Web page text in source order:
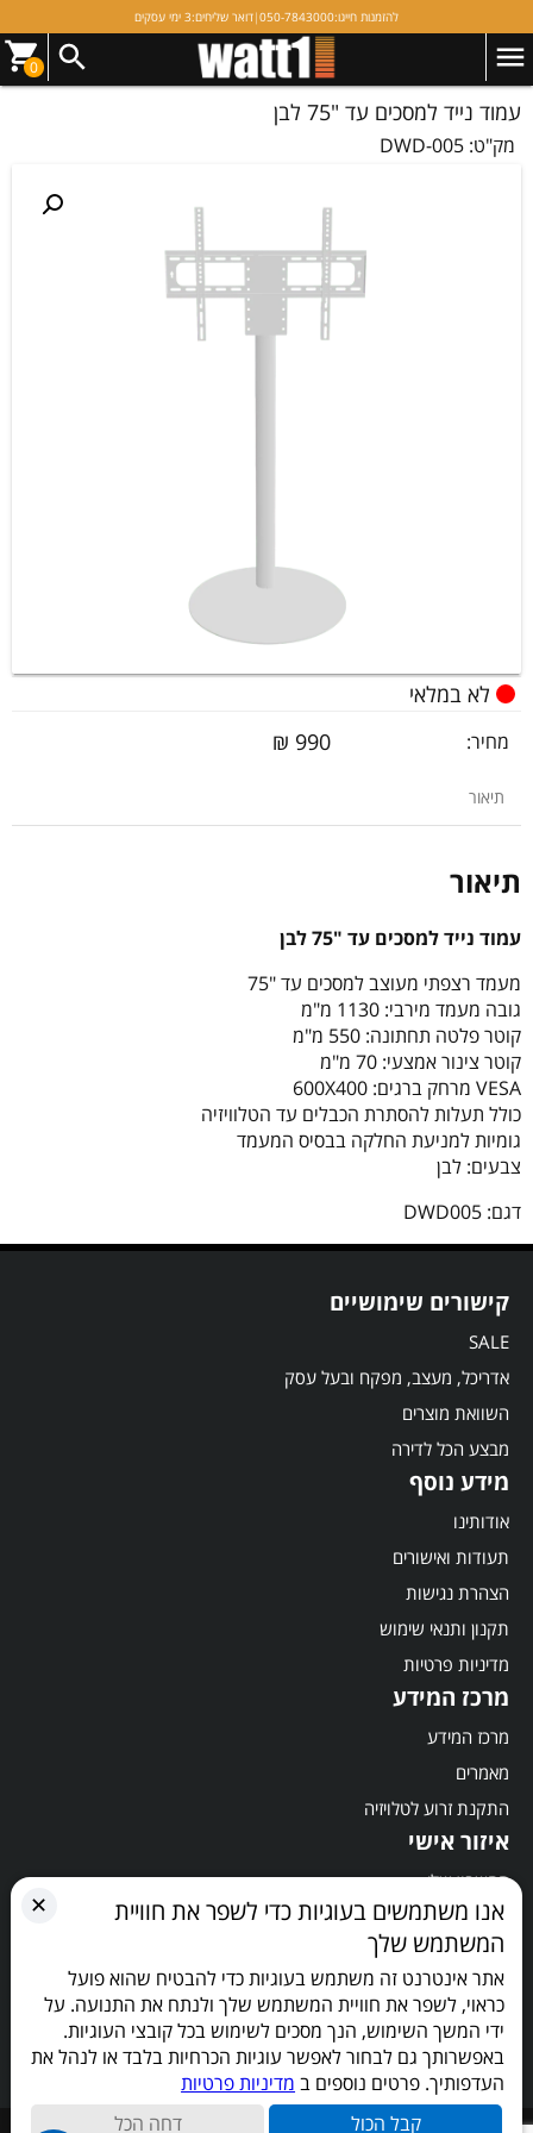
להזמנות חייגו:050-7843000
|דואר שליחים:3 ימי עסקים
0
עמוד נייד למסכים עד "75 לבן
מק"ט: DWD-005
לא במלאי
מחיר: 990
₪
תיאור
תיאור
עמוד נייד למסכים עד "75 לבן
מעמד רצפתי מעוצב למסכים עד "75
גובה מעמד מירבי: 1130 מ"מ
קוטר פלטה תחתונה: 550 מ"מ
קוטר צינור אמצעי: 70 מ"מ
VESA מרחק ברגים: 600X400
כולל תעלות להסתרת הכבלים עד הטלוויזיה
גומיות למניעת החלקה בבסיס המעמד
צבעים: לבן
דגם: DWD005
קישורים שימושיים
SALE
אדריכל, מעצב, מפקח ובעל עסק
השוואת מוצרים
מבצע הכל לדירה
מידע נוסף
אודותינו
תעודות ואישורים
הצהרת נגישות
תקנון ותנאי שימוש
מדיניות פרטיות
מרכז המידע
מרכז המידע
מאמרים
התקנת זרוע לטלויזיה
איזור אישי
החשבון שלי
סל קניות
תשלום
הישארו מעודכנים
✕
אנו משתמשים בעוגיות כדי לשפר את חוויית
המשתמש שלך
אתר אינטרנט זה משתמש בעוגיות כדי להבטיח שהוא פועל
כראוי, לשפר את חוויית המשתמש שלך ולנתח את התנועה. על
ידי המשך השימוש, הנך מסכים לשימוש בכל קובצי העוגיות.
באפשרותך גם לבחור לאפשר עוגיות הכרחיות בלבד או לנהל את
העדפותיך. פרטים נוספים ב מדיניות פרטיות
קבל הכול
דחה הכל